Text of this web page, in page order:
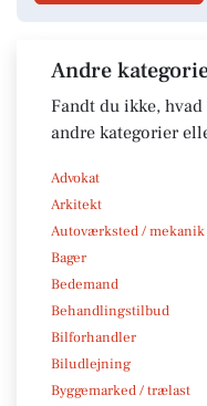
Andre
Fandt du ikke,
andre kategorier
Advokat
Arkitekt
Autoværksted / mekanik
Bager
Bedemand
Behandlingstilbud
Bilforhandler
Biludlejning
Byggemarked / trælast